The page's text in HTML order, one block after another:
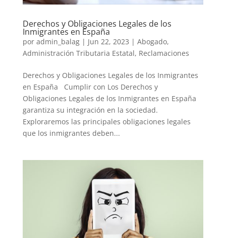
Derechos y Obligaciones Legales de los
Inmigrantes en España
por admin_balag| Jun 22, 2023 | Abogado,
Administración Tributaria Estatal, Reclamaciones
Derechos y Obligaciones Legales de los Inmigrantes
en España Cumplir con Los Derechos y
Obligaciones Legales de los Inmigrantes en España
garantiza su integración en la sociedad.
Exploraremos las principales obligaciones legales
que los inmigrantes deben...